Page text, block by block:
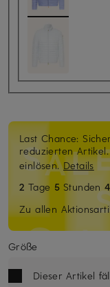
Last Chance:
reduzierten
einlösen.Details
2 Tage 5 Stunden
Zu allen
Größe
Dieser Artikel